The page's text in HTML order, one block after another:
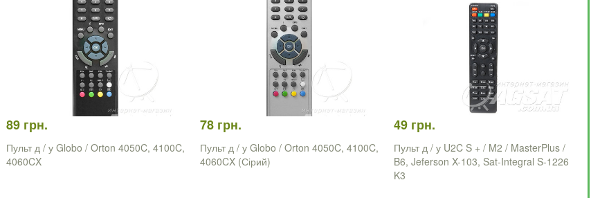
89 грн.
Пульт д / у Globo / Orton 4050C, 4100C,
4060CX
78 грн.
Пульт д / у Globo / Orton 4050C, 4100C,
4060CX (Сірий)
49 грн.
Пульт д / у U2C S + / M2 / MasterPlus /
B6, Jeferson X-103, Sat-Integral S-1226
K3